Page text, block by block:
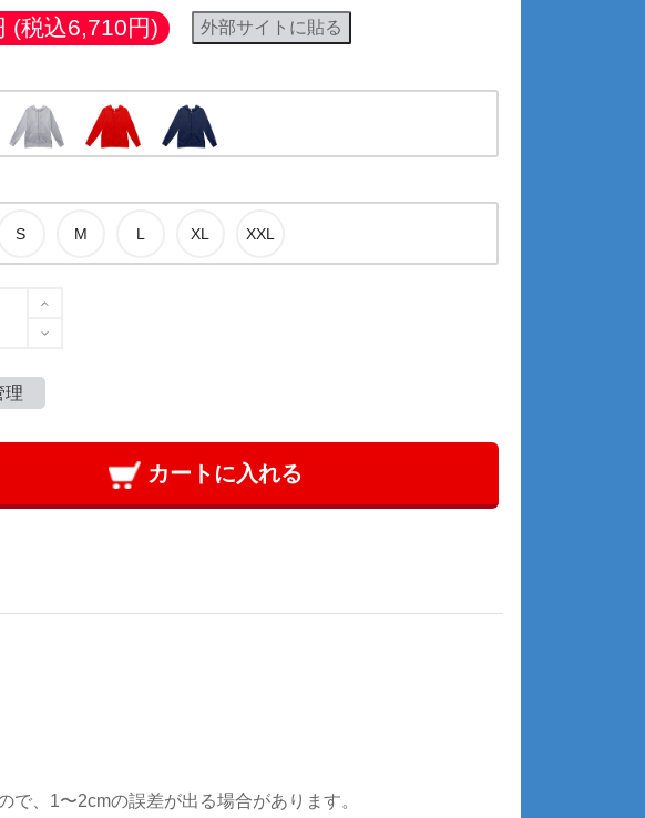
(税込6,710円) 外部サイトに貼る
理
カートに入れる
、1〜2cmの誤差が出る場合があります。